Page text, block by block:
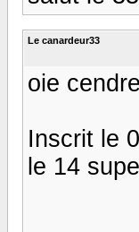
Le canardeur33
oie
Inscrit le
le 14